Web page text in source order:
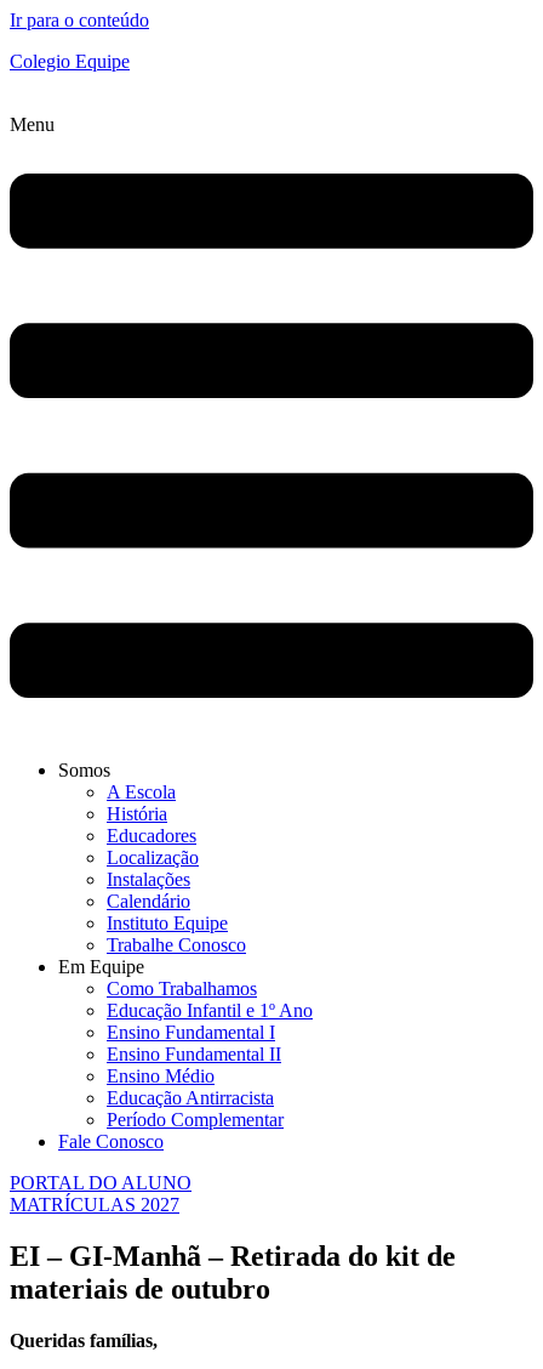
Ir para o conteúdo
Colegio Equipe
Menu
Somos
A Escola
História
Educadores
Localização
Instalações
Calendário
Instituto Equipe
Trabalhe Conosco
Em Equipe
Como Trabalhamos
Educação Infantil e 1º Ano
Ensino Fundamental I
Ensino Fundamental II
Ensino Médio
Educação Antirracista
Período Complementar
Fale Conosco
PORTAL DO ALUNO
MATRÍCULAS 2027
EI – GI-Manhã – Retirada do kit de
materiais de outubro
Queridas famílias,